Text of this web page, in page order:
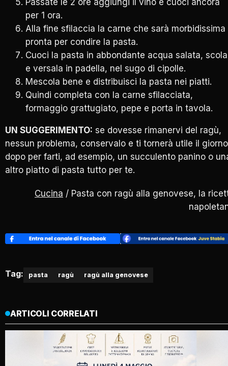
Passate le 2 ore aggiungi il vino e cuoci ancora
per 1 ora.
Alla fine sfilaccia la carne che sarà morbidissima
pronta per condire la pasta.
Cuoci la pasta in abbondante acqua salata,
e versala in padella, nel sugo di cipolle.
Mescola bene e distribuisci la pasta nei piatti.
Quindi completa con la carne sfilacciata,
formaggio grattugiato, pepe e porta in tavola.
UN SUGGERIMENTO: se dovesse rimanervi del ragù,
nessun problema, conservalo e ti tornerà utile il giorno
dopo per farti, ad esempio, un succulento panino o
altro piatto di pasta tutto per te.
Cucina / Pasta con ragù alla genovese, la
Tag: pasta ragù ragù alla genovese
ARTICOLI CORRELATI